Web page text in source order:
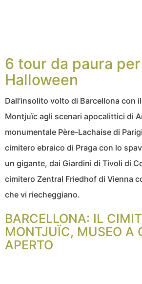
6 tour da paura
Halloween
Dall’insolito volto di Barcellona con
Montjuïc agli scenari apocalittici di
monumentale Père-Lachaise di
cimitero ebraico di Praga con lo
un gigante, dai Giardini di Tivoli di
cimitero Zentral Friedhof di Vienna
che vi riecheggiano.
BARCELLONA: IL
MONTJUÏC, MUSEO A
APERTO